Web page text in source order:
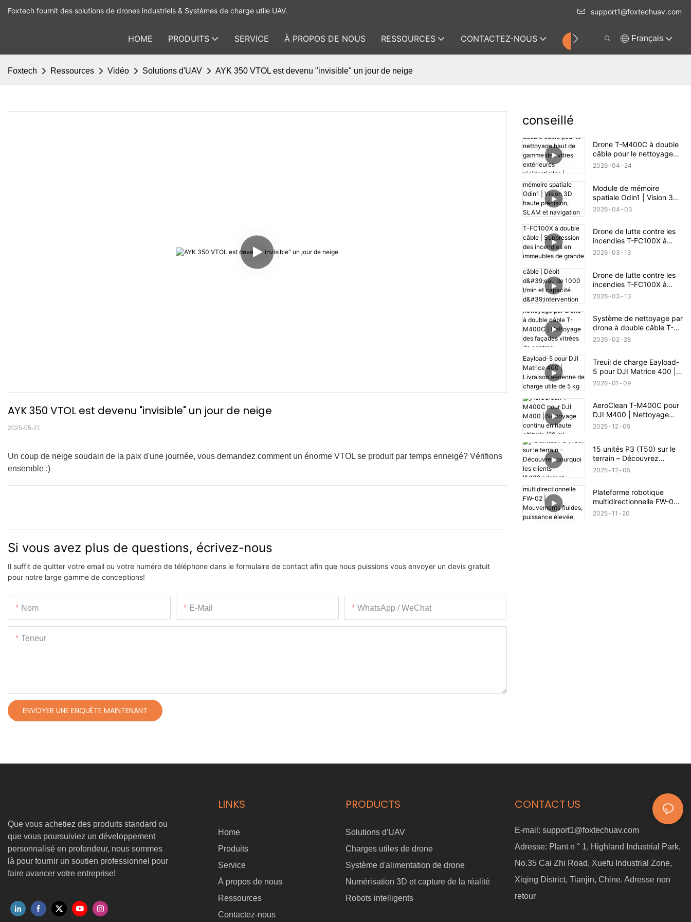
Foxtech fournit des solutions de drones industriels & Systèmes de charge utile UAV. support1@foxtechuav.com
HOME PRODUITS SERVICE À PROPOS DE NOUS RESSOURCES CONTACTEZ-NOUS MAGASIN Français
Foxtech Ressources Vidéo Solutions d'UAV AYK 350 VTOL est devenu "invisible" un jour de neige
AYK 350 VTOL est devenu "invisible" un jour de neige
2025-05-21
Un coup de neige soudain de la paix d'une journée, vous demandez comment un énorme VTOL se produit par temps enneigé? Vérifions
ensemble :)
Si vous avez plus de questions, écrivez-nous
Il suffit de quitter votre email ou votre numéro de téléphone dans le formulaire de contact afin que nous puissions vous envoyer un devis gratuit
pour notre large gamme de conceptions!
Nom E-Mail WhatsApp / WeChat
Teneur
ENVOYER UNE ENQUÊTE MAINTENANT
conseillé
Drone T-M400C à double
câble pour le nettoyage
haut de gamme des vitres
2026 04 24
Module de mémoire
spatiale Odin1 | Vision 3D
haute précision, SLAM et
2026 04 03
Drone de lutte contre les
incendies T-FC100X à
double câble |
hauteur jusqu'à 100 m
2026 03 13
Drone de lutte contre les
incendies T-FC100X à
double câble | Débit d'eau
d'incendie en hauteur (100
m)
2026 03 13
Système de nettoyage par
drone à double câble T-
M400C | Nettoyage des
2026 02 28
Treuil de charge Eayload-
5 pour DJI Matrice 400 |
Livraison aérienne de
2026 01 09
AeroClean T-M400C pour
DJI M400 | Nettoyage
continu en haute altitude
2025 12 05
15 unités P3 (T50) sur le
terrain – Découvrez
pourquoi les clients
2025 12 05
Plateforme robotique
multidirectionnelle FW-02 |
Mouvements fluides,
2025 11 20
Que vous achetiez des produits standard ou
que vous poursuiviez un développement
personnalisé en profondeur, nous sommes
là pour fournir un soutien professionnel pour
faire avancer votre entreprise!
LINKS
Home
Produits
Service
À propos de nous
Ressources
Contactez-nous
PRODUCTS
Solutions d'UAV
Charges utiles de drone
Système d'alimentation de drone
Numérisation 3D et capture de la réalité
Robots intelligents
CONTACT US
E-mail: support1@foxtechuav.com
Adresse: Plant n ° 1, Highland Industrial Park,
No.35 Cai Zhi Road, Xuefu Industrial Zone,
Xiqing District, Tianjin, Chine. Adresse non
retour